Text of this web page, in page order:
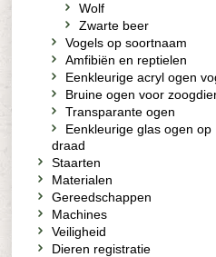
Wolf
Zwarte beer
Vogels op soortnaam
Amfibiën en reptielen
Eenkleurige acryl ogen
Bruine ogen voor
Transparante ogen
Eenkleurige glas ogen op
draad
Staarten
Materialen
Gereedschappen
Machines
Veiligheid
Dieren registratie